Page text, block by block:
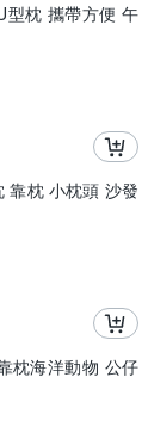
型枕 攜帶方便 午
靠枕 小枕頭 沙發
枕海洋動物 公仔